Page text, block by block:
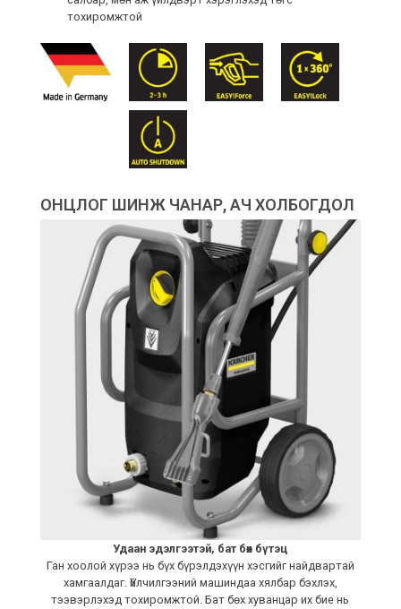
тохиромжтой
ОНЦЛОГ ШИНЖ ЧАНАР, АЧ ХОЛБОГДОЛ
Удаан эдэлгээтэй, бат бөх бүтэц
Ган хоолой хүрээ нь бүх бүрэлдэхүүн хэсгийг найдвартай
хамгаалдаг. Үйлчилгээний машиндаа хялбар бэхлэх,
тээвэрлэхэд тохиромжтой. Бат бөх хуванцар их бие нь